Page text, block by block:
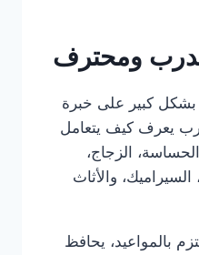
ومحترف
بشكل كبير على خبرة
يعرف كيف يتعامل
الزجاج،
والأثاث
بالمواعيد، يحافظ